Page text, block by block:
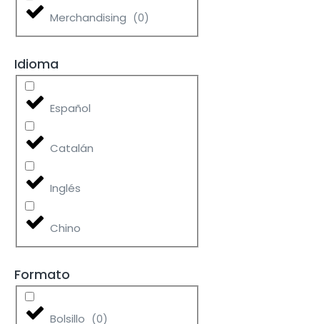
Merchandising (0)
Idioma
Español
Catalán
Inglés
Chino
Formato
Bolsillo (0)